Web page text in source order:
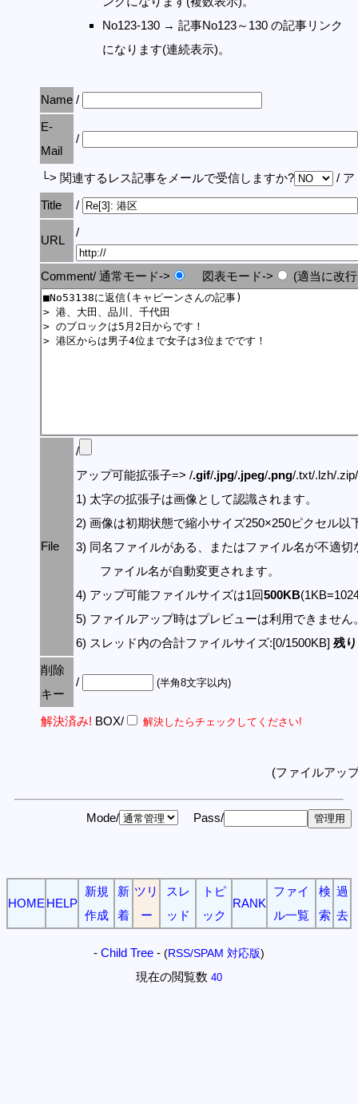
No123-130 → 記事No123～130 の記事リンク
になります(連続表示)。
Name /
E-
Mail
/
└> 関連するレス記事をメールで受信しますか?
/ ア
Title
/
URL
/
Comment/ 通常モード-> 図表モード-> (適当に改
File
/
アップ可能拡張子=> /.gif/.jpg/.jpeg/.png/.txt/.lzh/
1) 太字の拡張子は画像として認識されます。
2) 画像は初期状態で縮小サイズ250×250ピクセル以
3) 同名ファイルがある、またはファイル名が不適切
ファイル名が自動変更されます。
4) アップ可能ファイルサイズは1回500KB
5) ファイルアップ時はプレビューは利用できません
6) スレッド内の合計ファイルサイズ:[0/1500KB] 残
削除
キー
/ (半角8文字以内)
解決済み! BOX/ 解決したらチェックしてください!
(ファイルアッ
Mode/ Pass/
HOME HELP
新規
作成
新
着
ツリ
ー
スレ
ッド
トピ
ック
RANK
ファイ
ル一覧
検
索
過
去
- Child Tree - (RSS/SPAM 対応版)
現在の閲覧数 40